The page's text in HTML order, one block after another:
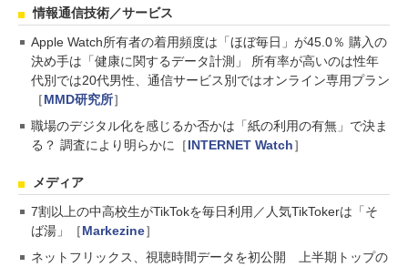
情報通信技術／サービス
Apple Watch所有者の着用頻度は「ほぼ毎日」が45.0％ 購入の
決め手は「健康に関するデータ計測」 所有率が高いのは性年
代別では20代男性、通信サービス別ではオンライン専用プラン
［MMD研究所］
職場のデジタル化を感じるか否かは「紙の利用の有無」で決ま
る？ 調査により明らかに［INTERNET Watch］
メディア
7割以上の中高校生がTikTokを毎日利用／人気TikTokerは「そ
ば湯」［Markezine］
ネットフリックス、視聴時間データを初公開 上半期トップの